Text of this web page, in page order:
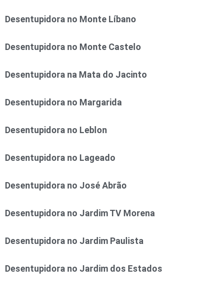
Desentupidora no Monte Líbano
Desentupidora no Monte Castelo
Desentupidora na Mata do Jacinto
Desentupidora no Margarida
Desentupidora no Leblon
Desentupidora no Lageado
Desentupidora no José Abrão
Desentupidora no Jardim TV Morena
Desentupidora no Jardim Paulista
Desentupidora no Jardim dos Estados